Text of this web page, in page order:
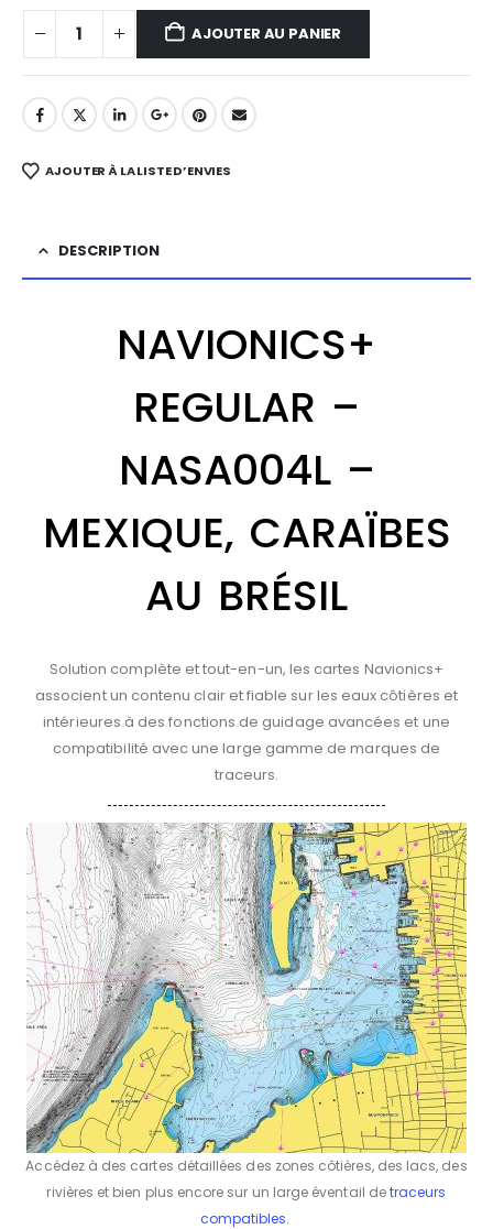
AJOUTER AU PANIER
AJOUTER À LA LISTE D’ENVIES
DESCRIPTION
NAVIONICS+
REGULAR –
NASA004L –
MEXIQUE, CARAÏBES
AU BRÉSIL
Solution complète et tout-en-un, les cartes Navionics+
associent un contenu clair et fiable sur les eaux côtières et
intérieures à des fonctions de guidage avancées et une
compatibilité avec une large gamme de marques de
traceurs.
Accédez à des cartes détaillées des zones côtières, des lacs, des
rivières et bien plus encore sur un large éventail detraceurs
compatibles.